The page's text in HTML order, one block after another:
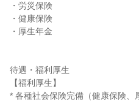
・労災保険
・健康保険
・厚生年金
待遇・福利厚生
【福利厚生】
* 各種社会保険完備（健康保険、